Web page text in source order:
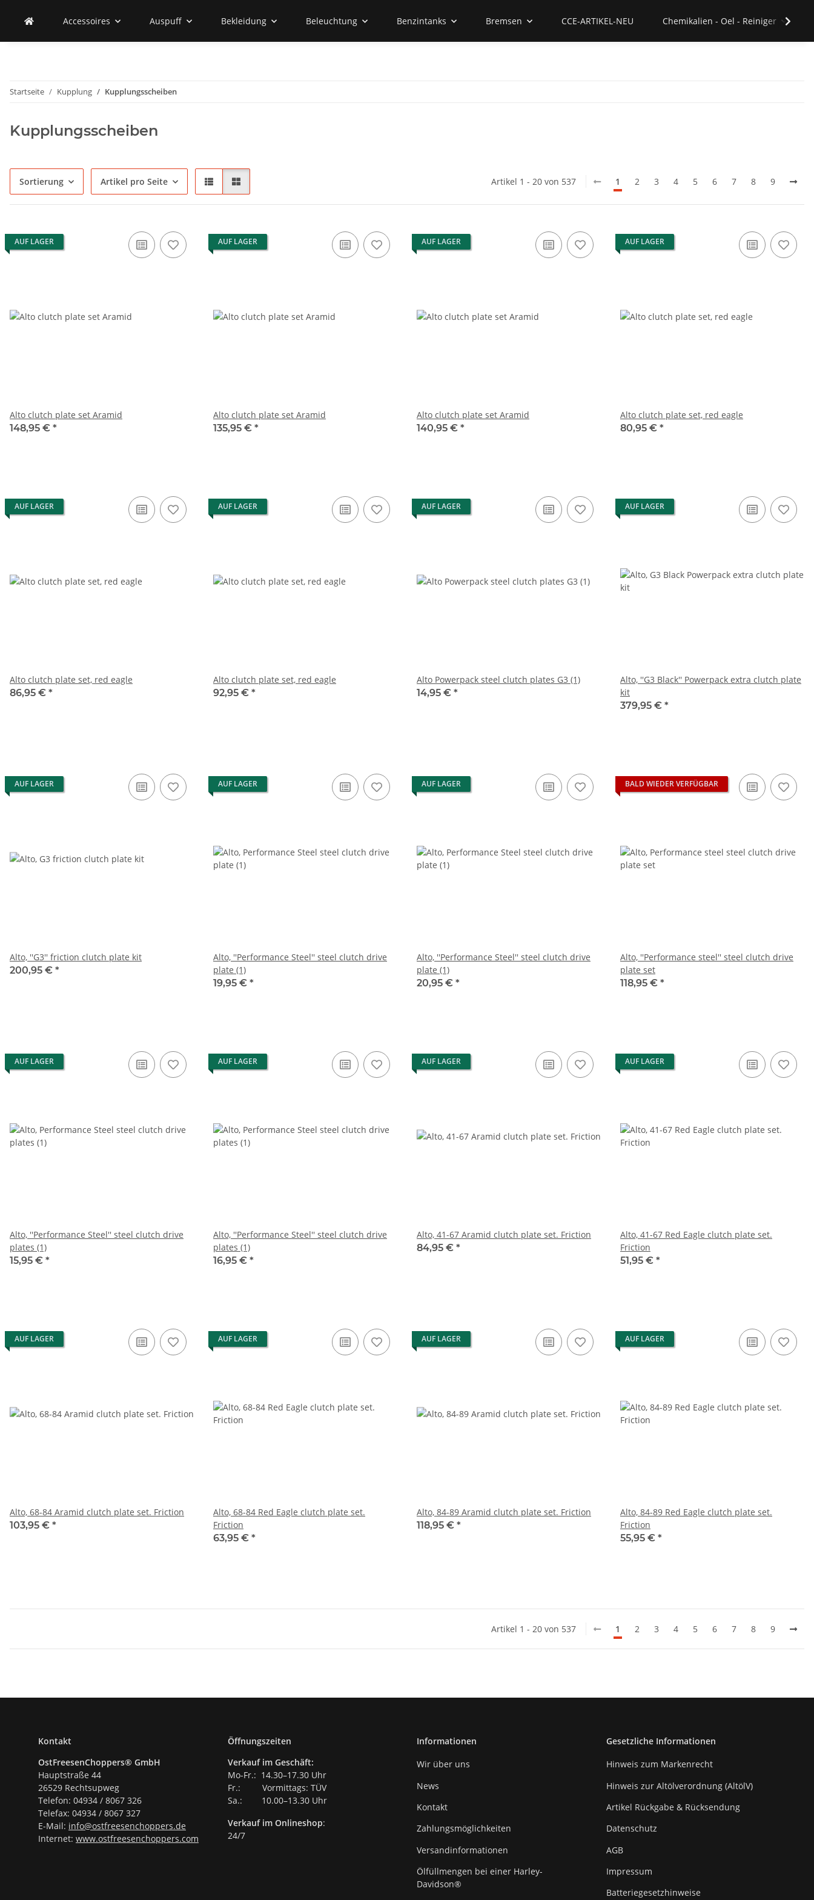
Accessoires Auspuff Bekleidung Beleuchtung Benzintanks Bremsen CCE-ARTIKEL-NEU Chemikalien - Oel - Reiniger
Startseite Kupplung Kupplungsscheiben
Kupplungsscheiben
Sortierung Artikel pro Seite Artikel 1 - 20 von 537 1 2 3 4 5 6 7 8 9
AUF LAGER
Alto clutch plate set Aramid
148,95 € *
AUF LAGER
Alto clutch plate set Aramid
135,95 € *
AUF LAGER
Alto clutch plate set Aramid
140,95 € *
AUF LAGER
Alto clutch plate set, red eagle
80,95 € *
AUF LAGER
Alto clutch plate set, red eagle
86,95 € *
AUF LAGER
Alto clutch plate set, red eagle
92,95 € *
AUF LAGER
Alto Powerpack steel clutch plates G3 (1)
14,95 € *
AUF LAGER
Alto, ''G3 Black'' Powerpack extra clutch plate
kit
379,95 € *
AUF LAGER
Alto, ''G3'' friction clutch plate kit
200,95 € *
AUF LAGER
Alto, ''Performance Steel'' steel clutch drive
plate (1)
19,95 € *
AUF LAGER
Alto, ''Performance Steel'' steel clutch drive
plate (1)
20,95 € *
BALD WIEDER VERFÜGBAR
Alto, ''Performance steel'' steel clutch drive
plate set
118,95 € *
AUF LAGER
Alto, ''Performance Steel'' steel clutch drive
plates (1)
15,95 € *
AUF LAGER
Alto, ''Performance Steel'' steel clutch drive
plates (1)
16,95 € *
AUF LAGER
Alto, 41-67 Aramid clutch plate set. Friction
84,95 € *
AUF LAGER
Alto, 41-67 Red Eagle clutch plate set.
Friction
51,95 € *
AUF LAGER
Alto, 68-84 Aramid clutch plate set. Friction
103,95 € *
AUF LAGER
Alto, 68-84 Red Eagle clutch plate set.
Friction
63,95 € *
AUF LAGER
Alto, 84-89 Aramid clutch plate set. Friction
118,95 € *
AUF LAGER
Alto, 84-89 Red Eagle clutch plate set.
Friction
55,95 € *
Artikel 1 - 20 von 537 1 2 3 4 5 6 7 8 9
Kontakt
OstFreesenChoppers® GmbH
Hauptstraße 44
26529 Rechtsupweg
Telefon: 04934 / 8067 326
Telefax: 04934 / 8067 327
E-Mail: info@ostfreesenchoppers.de
Internet: www.ostfreesenchoppers.com
Öffnungszeiten
Verkauf im Geschäft:
Mo-Fr.: 14.30–17.30 Uhr
Fr.: Vormittags: TÜV
Sa.: 10.00–13.30 Uhr
Verkauf im Onlineshop:
24/7
Informationen
Wir über uns
News
Kontakt
Zahlungsmöglichkeiten
Versandinformationen
Ölfüllmengen bei einer Harley-
Davidson®
Gesetzliche Informationen
Hinweis zum Markenrecht
Hinweis zur Altölverordnung (AltölV)
Artikel Rückgabe & Rücksendung
Datenschutz
AGB
Impressum
Batteriegesetzhinweise